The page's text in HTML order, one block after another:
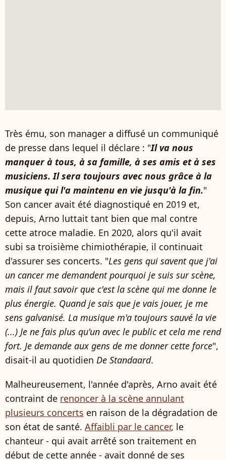
Très ému, son manager a diffusé un communiqué
de presse dans lequel il déclare : "Il va nous
manquer à tous, à sa famille, à ses amis et à ses
musiciens. Il sera toujours avec nous grâce à la
musique qui l'a maintenu en vie jusqu'à la fin."
Son cancer avait été diagnostiqué en 2019 et,
depuis, Arno luttait tant bien que mal contre
cette atroce maladie. En 2020, alors qu'il avait
subi sa troisième chimiothérapie, il continuait
d'assurer ses concerts. "Les gens qui savent que j'ai
un cancer me demandent pourquoi je suis sur scène,
mais il faut savoir que c'est la scène qui me donne le
plus énergie. Quand je sais que je vais jouer, je me
sens galvanisé. La musique m'a toujours sauvé la vie
(...) Je ne fais plus qu'un avec le public et cela me rend
fort. Je demande aux gens de me donner cette force",
disait-il au quotidien De Standaard.
Malheureusement, l'année d'après, Arno avait été
contraint de renoncer à la scène annulant
plusieurs concerts en raison de la dégradation de
son état de santé. Affaibli par le cancer, le
chanteur - qui avait arrêté son traitement en
début de cette année - avait donné de ses